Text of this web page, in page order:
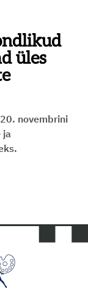
üles
novembrini
ja